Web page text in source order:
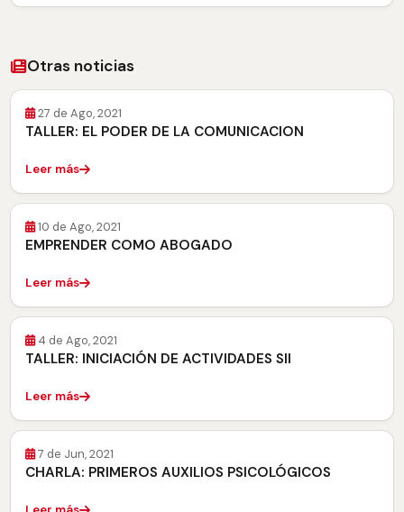
Otras noticias
27 de Ago, 2021
TALLER: EL PODER DE LA COMUNICACION
Leer más
WEBINARS, CHARLAS Y COLOQUIOS EN VIVO
10 de Ago, 2021
EMPRENDER COMO ABOGADO
Leer más
WEBINARS, CHARLAS Y COLOQUIOS EN VIVO
4 de Ago, 2021
TALLER: INICIACIÓN DE ACTIVIDADES SII
Leer más
WEBINARS, CHARLAS Y COLOQUIOS EN VIVO
7 de Jun, 2021
CHARLA: PRIMEROS AUXILIOS PSICOLÓGICOS